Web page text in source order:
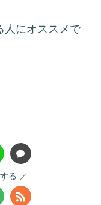
人にオススメで
る